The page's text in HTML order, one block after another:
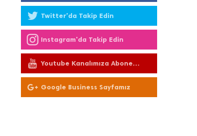
Twitter'da Takip Edin
Instagram'da Takip Edin
Youtube Kanalımıza Abone
Olun
Google Business Sayfamız